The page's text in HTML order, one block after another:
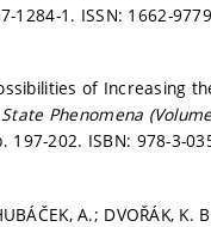
1284-1. ISSN: 1662-
of
Phenomena
197-202. ISBN: 978-3-
A.;